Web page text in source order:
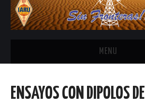
MENU
ANTENAS Y ACCESORIOS
ENSAYOS CON DIPOLOS DE